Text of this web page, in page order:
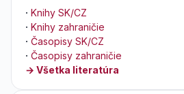
· Knihy SK/CZ
· Knihy zahraničie
· Časopisy SK/CZ
· Časopisy zahraničie
→ Všetka literatúra